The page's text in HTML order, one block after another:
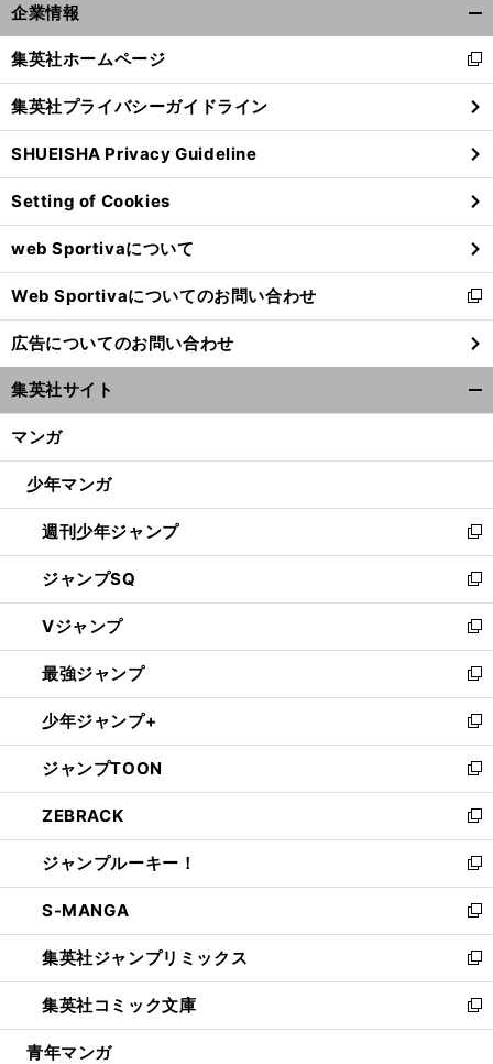
【
柔
道 】
覇気なし 、
運なし 、
力なし .
.
.
.
.
.
。
鈴木桂治ら３候補惨敗で五輪に暗雲
企業情報
閉
る
集英社ホームページ
新
し
い
ウ
ィ
ン
ド
ウ
で
開
く
集英社プライバシーガイドライン
SHUEISHA Privacy Guideline
Setting of Cookies
web Sportivaについて
Web Sportivaについてのお問い合わせ
新
し
い
ウ
ィ
ン
ウ
開
く
広告についてのお問い合わせ
集英社サイト
マンガ
少年マンガ
週刊少年ジャンプ
新
し
い
ウ
ィ
ン
ド
ウ
で
開
く
ジャンプSQ
新
し
い
ウ
ィ
ン
ド
ウ
で
開
く
Vジャンプ
新
し
い
ウ
ィ
ン
ド
ウ
で
開
く
最強ジャンプ
新
し
い
ウ
ィ
ン
ド
ウ
で
開
く
少年ジャンプ+
新
し
い
ウ
ィ
ン
ド
ウ
で
開
く
ジャンプTOON
新
し
い
ウ
ィ
ン
ド
ウ
で
開
く
ZEBRACK
新
し
い
ウ
ィ
ン
ド
ウ
で
開
ジャンプルーキー！
新
し
い
ウ
ィ
ン
ド
ウ
S-MANGA
新
し
い
ウ
ィ
ン
集英社ジャンプリミックス
新
し
い
ウ
集英社コミック文庫
新
し
青年マンガ